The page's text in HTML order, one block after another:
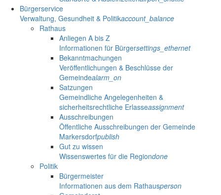
Bürgerservice
Verwaltung, Gesundheit & Politikaccount_balance
Rathaus
Anliegen A bis Z
Informationen für Bürgersettings_ethernet
Bekanntmachungen
Veröffentlichungen & Beschlüsse der
Gemeindealarm_on
Satzungen
Gemeindliche Angelegenheiten &
sicherheitsrechtliche Erlasseassignment
Ausschreibungen
Öffentliche Ausschreibungen der Gemeinde
Markersdorfpublish
Gut zu wissen
Wissenswertes für die Regiondone
Politik
Bürgermeister
Informationen aus dem Rathausperson